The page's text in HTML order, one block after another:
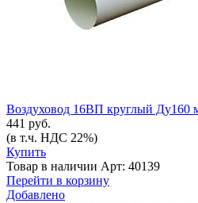
Воздуховод 16ВП круглый Ду160
441 руб.
(в т.ч. НДС 22%)
Купить
Товар в наличии Арт: 40139
Перейти в корзину
Добавлено